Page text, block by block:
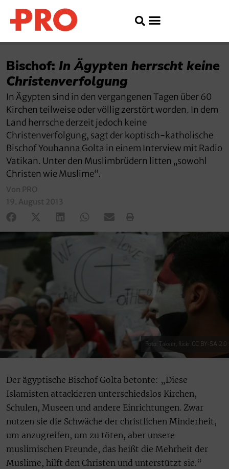
Bischof: In Ägypten herrscht keine
Christenverfolgung
In Ägypten sind in den vergangenen Tagen über 60
Kirchen teilweise oder völlig zerstört worden. In dem
Land herrsche derzeit jedoch keine
Christenverfolgung, sagt der koptisch-katholische
Bischof Youhanna Golta in einem Interview mit Radio
Vatikan. Unter den Muslimbrüdern litten „sowohl
Christen wie Muslime“.
Von PRO
19. August 2013
Foto: Takver, flickr CC BY-SA 2.0
Der ägyptische Bischof Golta betonte: „Diese
Islamisten attackieren unterschiedslos Kirchen,
Schulen, Museen und andere Einrichtungen. Zwar
nutzen sie die Schwäche der christlichen Minderheit,
um anzugreifen, um zu töten, aber unsere
muslimischen Freunde, das heißt die Mehrheit der
Muslime, hilft den Christen und unterstützt sie.“